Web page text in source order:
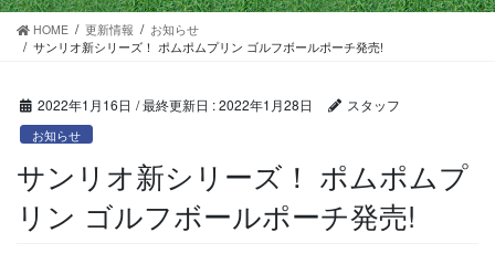
HOME 更新情報
お知らせ
サンリオ新シリーズ！ ポムポムプリン ゴルフボールポーチ発売!
2022年1月16日 / 最終更新日 :2022年1月28日 スタッフ
お知らせ
サンリオ新シリーズ！ ポムポムプ
リン ゴルフボールポーチ発売!